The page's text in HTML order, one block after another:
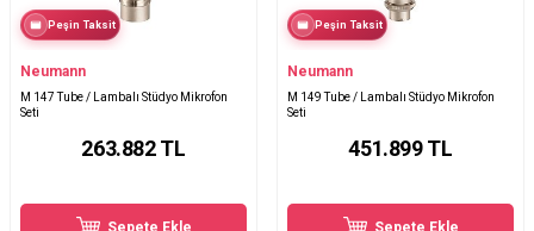
Peşin Taksit
Neumann
M 147 Tube / Lambalı Stüdyo Mikrofon
Seti
263.882TL
Sepete Ekle
Peşin Taksit
Neumann
M 149 Tube / Lambalı Stüdyo Mikrofon
Seti
451.899TL
Sepete Ekle